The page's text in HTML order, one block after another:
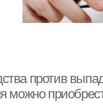
против
можно